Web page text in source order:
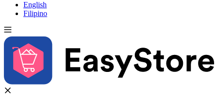
English
Filipino